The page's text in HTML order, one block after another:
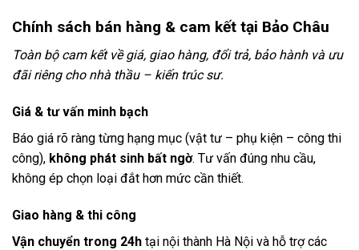
Chính sách bán hàng & cam kết tại Bảo Châu
Toàn bộ cam kết về giá, giao hàng, đổi trả, bảo hành và ưu
đãi riêng cho nhà thầu – kiến trúc sư.
Giá & tư vấn minh bạch
Báo giá rõ ràng từng hạng mục (vật tư – phụ kiện – công thi
công), không phát sinh bất ngờ. Tư vấn đúng nhu cầu,
không ép chọn loại đắt hơn mức cần thiết.
Giao hàng & thi công
Vận chuyển trong 24h tại nội thành Hà Nội và hỗ trợ các